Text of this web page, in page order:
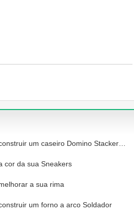
um caseiro Domino Stacker…
cor da sua Sneakers
a sua rima
um forno a arco Soldador